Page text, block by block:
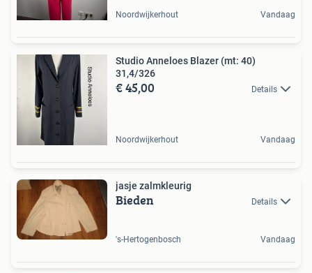
Noordwijkerhout Vandaag
Studio Anneloes Blazer (mt: 40)
31,4/326
€ 45,00 Details
Noordwijkerhout Vandaag
jasje zalmkleurig
Bieden Details
's-Hertogenbosch Vandaag